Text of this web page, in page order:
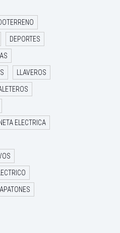
DEPORTES
LLAVEROS
ELECTRICA